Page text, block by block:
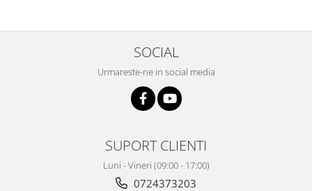
SOCIAL
Urmareste-ne in social media
SUPORT CLIENTI
Luni - Vineri (09:00 - 17:00)
0724373203